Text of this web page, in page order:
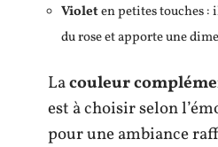
Violeten petites touches
du rose et apporte une
Lacouleur
est à choisir selon
pour une ambiance